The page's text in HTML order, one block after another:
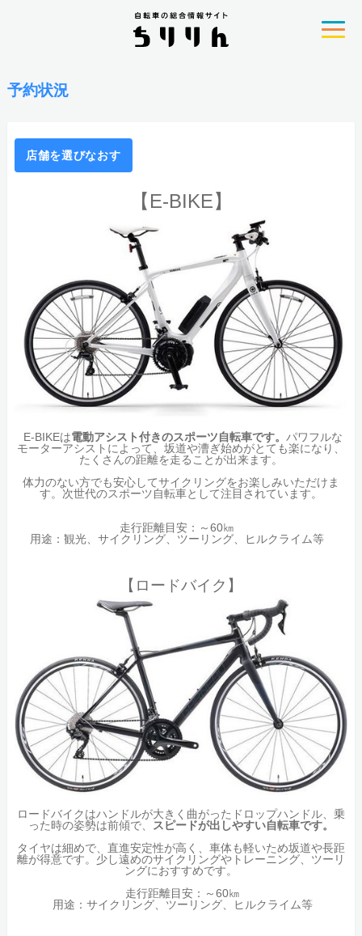
予約状況
店舗を選びなおす
【E-BIKE】
E-BIKEは電動アシスト付きのスポーツ自転車です。 パワフルな
モーターアシストによって、坂道や漕ぎ始めがとても楽になり、
たくさんの距離を走ることが出来ます。
体力のない方でも安心してサイクリングをお楽しみいただけま
す。次世代のスポーツ自転車として注目されています。
走行距離目安：～60㎞
用途：観光、サイクリング、ツーリング、ヒルクライム等
【ロードバイク】
ロードバイクはハンドルが大きく曲がったドロップハンドル、乗
った時の姿勢は前傾で、
スピードが出しやすい自転車です。
タイヤは細めで、直進安定性が高く、車体も軽いため坂道や長距
離が得意です。少し遠めのサイクリングやトレーニング、ツーリ
ングにおすすめです。
走行距離目安：～60㎞
用途：サイクリング、ツーリング、ヒルクライム等